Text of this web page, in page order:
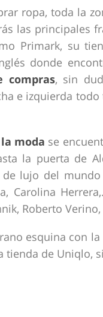
ropa, toda la
las principales
Primark, su
donde
compras, sin
e izquierda
moda se
la puerta de
lujo del mundo
Carolina
Roberto
esquina con
tienda de Uniqlo,